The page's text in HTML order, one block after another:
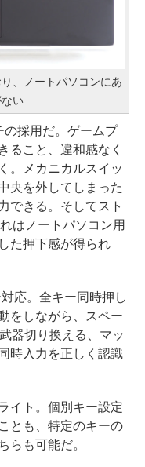
、ノートパソコンにあ
い
採用だ。ゲームプ
ること、違和感なく
。メカニカルスイッ
央を外してしまった
できる。そしてスト
はノートパソコン用
た押下感が得られ
応。全キー同時押し
をしながら、スペー
器切り換える、マッ
時入力を正しく認識
イト。個別キー設定
とも、特定のキーの
らも可能だ。